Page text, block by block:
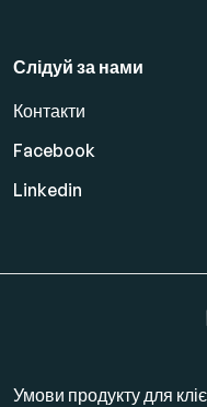
Слідуй за нами
Контакти
Facebook
Linkedin
Умови продукту для